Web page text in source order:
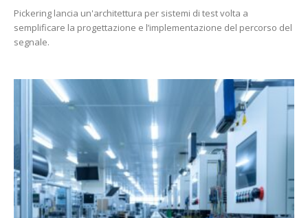
Pickering lancia un'architettura per sistemi di test volta a
semplificare la progettazione e l’implementazione del percorso del
segnale.